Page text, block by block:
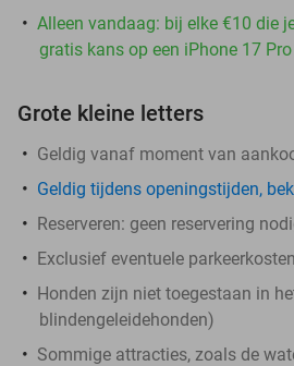
Alleen vandaag: bij elke €10 die
gratis kans op een iPhone 17
Grote kleine letters
Geldig vanaf moment van
Geldig tijdens openingstijden,
Reserveren: geen reservering
Exclusief eventuele
Honden zijn niet toegestaan in
blindengeleidehonden)
Sommige attracties, zoals de